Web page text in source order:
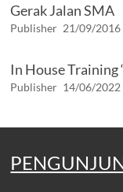
Gerak Jalan SMA
Publisher 21/09/2016
In House
Publisher 14/06/2022